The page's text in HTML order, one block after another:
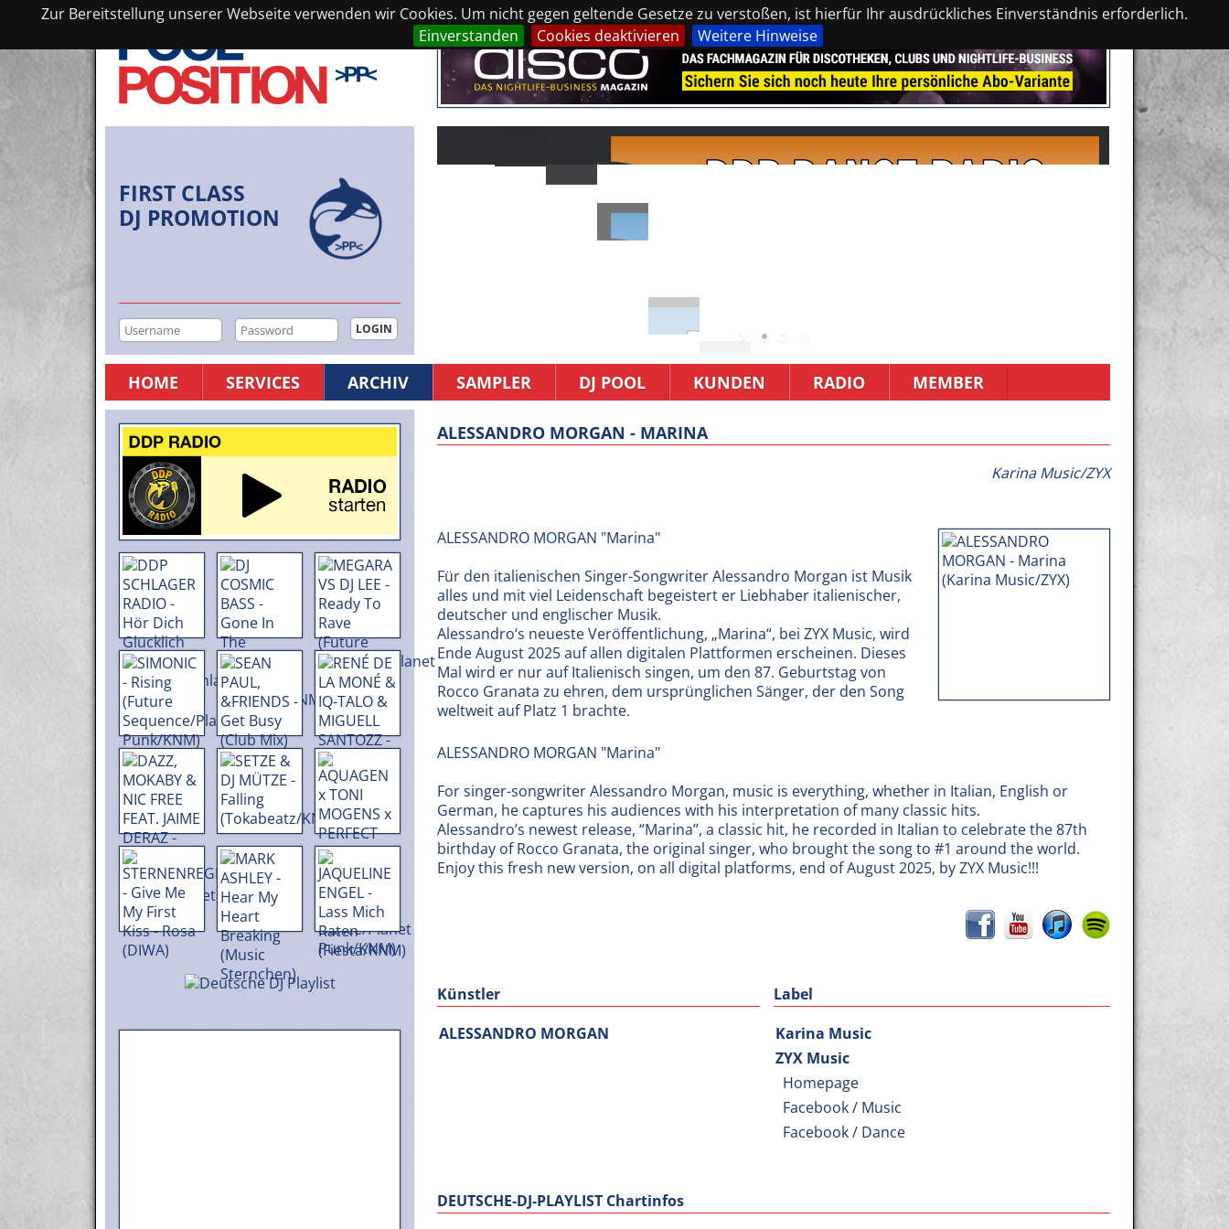
Zur Bereitstellung unserer Webseite verwenden wir Cookies. Um nicht gegen geltende Gesetze zu verstoßen, ist hierfür Ihr ausdrückliches Einverständnis erforderlich.
Einverstanden
Cookies deaktivieren Weitere Hinweise
FIRST CLASS
DJ PROMOTION
HOME SERVICES ARCHIV SAMPLER DJ POOL KUNDEN RADIO MEMBER
ALESSANDRO MORGAN - MARINA
Karina Music/ZYX
ALESSANDRO MORGAN "Marina"
Für den italienischen Singer-Songwriter Alessandro Morgan ist Musik
alles und mit viel Leidenschaft begeistert er Liebhaber italienischer,
deutscher und englischer Musik.
Alessandro‘s neueste Veröffentlichung, „Marina“, bei ZYX Music, wird
Ende August 2025 auf allen digitalen Plattformen erscheinen. Dieses
Mal wird er nur auf Italienisch singen, um den 87. Geburtstag von
Rocco Granata zu ehren, dem ursprünglichen Sänger, der den Song
weltweit auf Platz 1 brachte.
ALESSANDRO MORGAN "Marina"
For singer-songwriter Alessandro Morgan, music is everything, whether in Italian, English or
German, he captures his audiences with his interpretation of many classic hits.
Alessandro’s newest release, “Marina”, a classic hit, he recorded in Italian to celebrate the 87th
birthday of Rocco Granata, the original singer, who brought the song to #1 around the world.
Enjoy this fresh new version, on all digital platforms, end of August 2025, by ZYX Music!!!
Künstler
ALESSANDRO MORGAN
Label
Karina Music
ZYX Music
Homepage
Facebook / Music
Facebook / Dance
DEUTSCHE-DJ-PLAYLIST Chartinfos